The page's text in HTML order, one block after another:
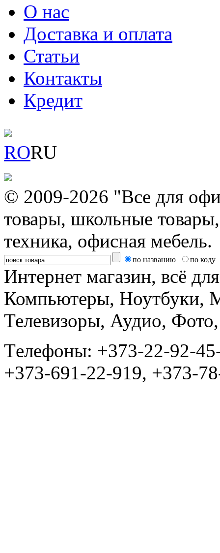
О нас
Доставка и оплата
Статьи
Контакты
Кредит
RORU
© 2009-2026 "Все для
товары, школьные
техника, офисная мебель.
по названию по коду
Интернет магазин, всё
Компьютеры, Ноутбуки,
Телевизоры, Аудио,
Tелефоны: +373-22-92-
+373-691-22-919, +373-